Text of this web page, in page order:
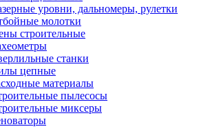
уровни, дальномеры, рулетки
молотки
строительные
станки
цепные
материалы
пылесосы
миксеры